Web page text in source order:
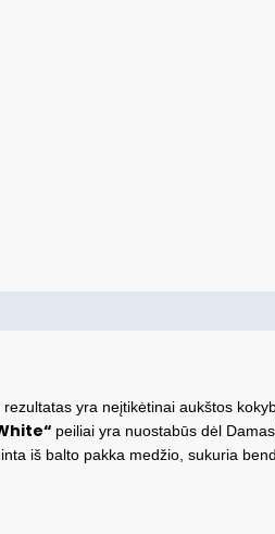
yra neįtikėtinai aukštos
“ peiliai yra nuostabūs dėl
iš balto pakka medžio, sukuria